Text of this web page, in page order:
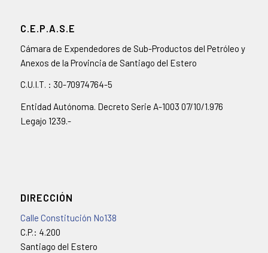
C.E.P.A.S.E
Cámara de Expendedores de Sub-Productos del Petróleo y
Anexos de la Provincia de Santiago del Estero
C.U.I.T. : 30-70974764-5
Entidad Autónoma. Decreto Serie A-1003 07/10/1.976
Legajo 1239.-
DIRECCIÓN
Calle Constitución No138
C.P.: 4.200
Santiago del Estero